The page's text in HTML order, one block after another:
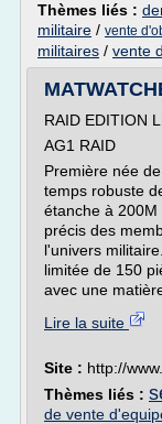
Thèmes liés :
militaire / vente
militaires / vente
RAID EDITION
AG1 RAID
Première née
temps robuste
étanche à
précis des
l'univers
limitée de 150
avec une
Lire la suite
Site : http://
Thèmes liés :
de vente